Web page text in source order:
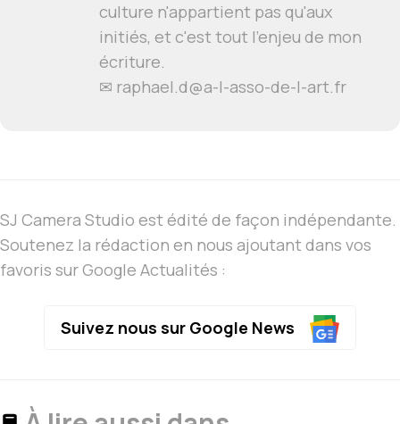
culture n'appartient pas qu'aux
initiés, et c'est tout l'enjeu de mon
écriture.
✉ raphael.d@a-l-asso-de-l-art.fr
SJ Camera Studio est édité de façon indépendante.
Soutenez la rédaction en nous ajoutant dans vos
favoris sur Google Actualités :
Suivez nous sur Google News